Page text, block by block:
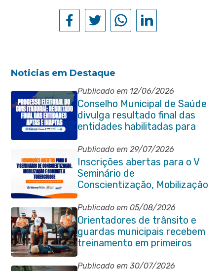
Noticias em Destaque
Publicado em 12/06/2026
Conselho Municipal de Saúde
divulga resultado final das
entidades habilitadas para
eleição do quadriênio 2026-
2030
Publicado em 29/07/2026
Inscrições abertas para o V
Seminário de
Conscientização, Mobilização
e Combate à Tuberculose em
Itaboraí
Publicado em 05/08/2026
Orientadores de trânsito e
guardas municipais recebem
treinamento em primeiros
socorros em Itaboraí
Publicado em 30/07/2026